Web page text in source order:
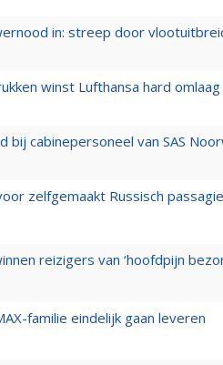
in: streep door
winst Lufthansa hard omlaag
bij cabinepersoneel van SAS
zelfgemaakt Russisch
reizigers van ‘hoofdpijn
familie eindelijk gaan leveren